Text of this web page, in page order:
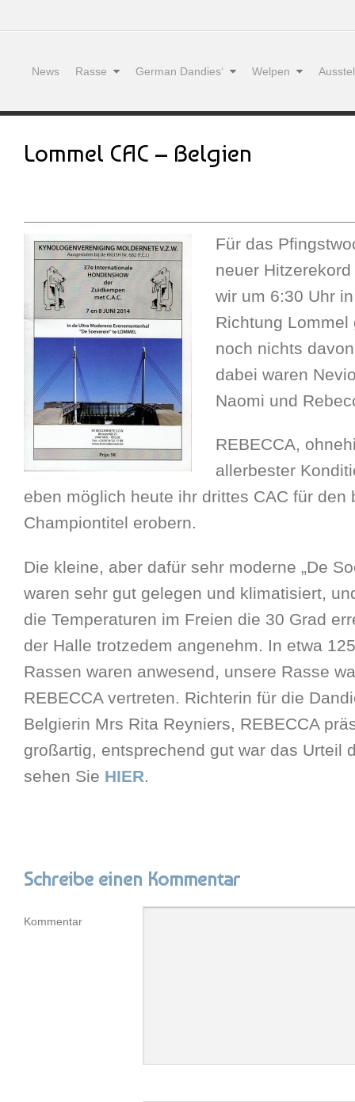
News Rasse German Dandies‘ Welpen
Lommel CAC – Belgien
Für das
neuer
wir um 6:30 Uhr
Richtung
noch nichts
dabei waren
Naomi und
REBECCA,
allerbester
eben möglich heute ihr drittes CAC für den
Championtitel erobern.
Die kleine, aber dafür sehr moderne „De
waren sehr gut gelegen und klimatisiert,
die Temperaturen im Freien die 30 Grad
der Halle trotzedem angenehm. In etwa
Rassen waren anwesend, unsere Rasse
REBECCA vertreten. Richterin für die
Belgierin Mrs Rita Reyniers, REBECCA
großartig, entsprechend gut war das Urteil
sehen Sie HIER.
Schreibe einen Kommentar
Kommentar